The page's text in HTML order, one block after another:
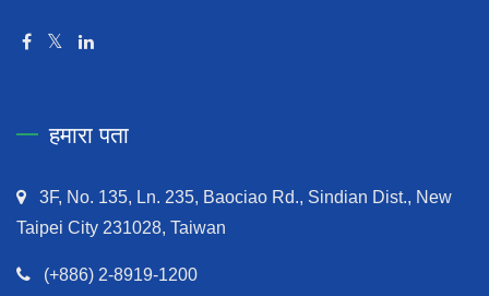
हमारा पता
3F, No. 135, Ln. 235, Baociao Rd., Sindian Dist., New
Taipei City 231028, Taiwan
(+886) 2-8919-1200